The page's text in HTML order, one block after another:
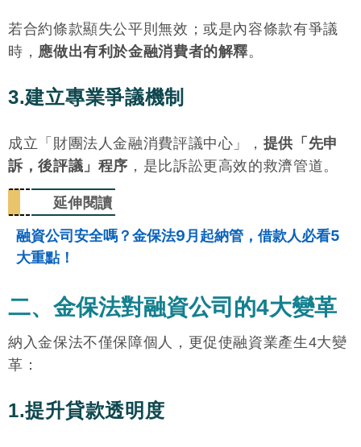
若合約條款顯失公平則無效；或是內容條款有爭議
時， 應做出有利於金融消費者的解釋。
3.建立專業爭議機制
成立「財團法人金融消費評議中心」， 提供「先申
訴，後評議」程序 ，是比訴訟更高效的救濟管道。
延伸閱讀
融資公司安全嗎？金保法9月起納管，借款人必看5
大重點！
二、金保法對融資公司的4大變革
納入金保法不僅保障個人，更促使融資業產生4大變
革：
1.提升貸款透明度